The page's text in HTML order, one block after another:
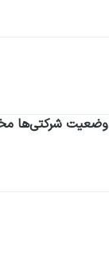
وضعیت شرکتی‌ها